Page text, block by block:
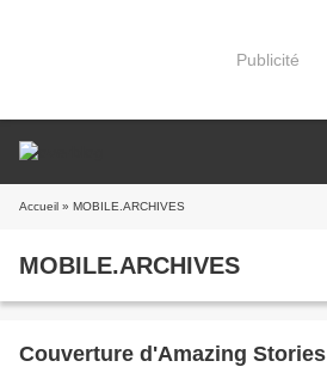
Publicité
Accueil » MOBILE.ARCHIVES
MOBILE.ARCHIVES
Couverture d'Amazing Stories